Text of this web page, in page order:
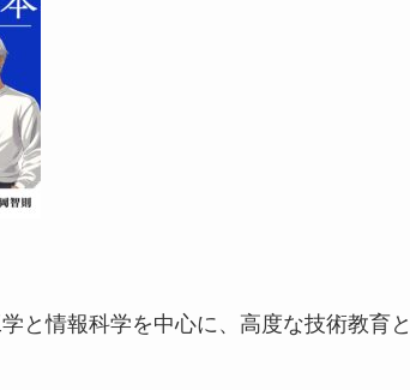
と情報科学を中心に、高度な技術教育